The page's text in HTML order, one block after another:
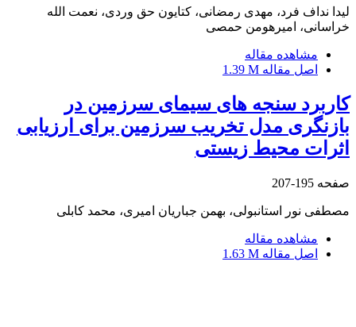
لیدا نداف فرد، مهدی رمضانی، کتایون حق وردی، نعمت الله
خراسانی، امیرهومن حمصی
مشاهده مقاله
اصل مقاله 1.39 M
کاربرد سنجه‏ های سیمای سرزمین در
بازنگری مدل تخریب سرزمین برای ارزیابی
اثرات محیط‏ زیستی
صفحه 195-207
مصطفی نور استانبولی، بهمن جباریان امیری، محمد کابلی
مشاهده مقاله
اصل مقاله 1.63 M